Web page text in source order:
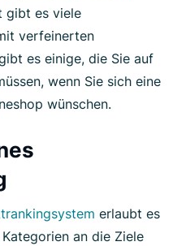
gibt es viele
verfeinerten
es einige, die Sie auf
wenn Sie sich eine
wünschen.
erlaubt es
an die Ziele